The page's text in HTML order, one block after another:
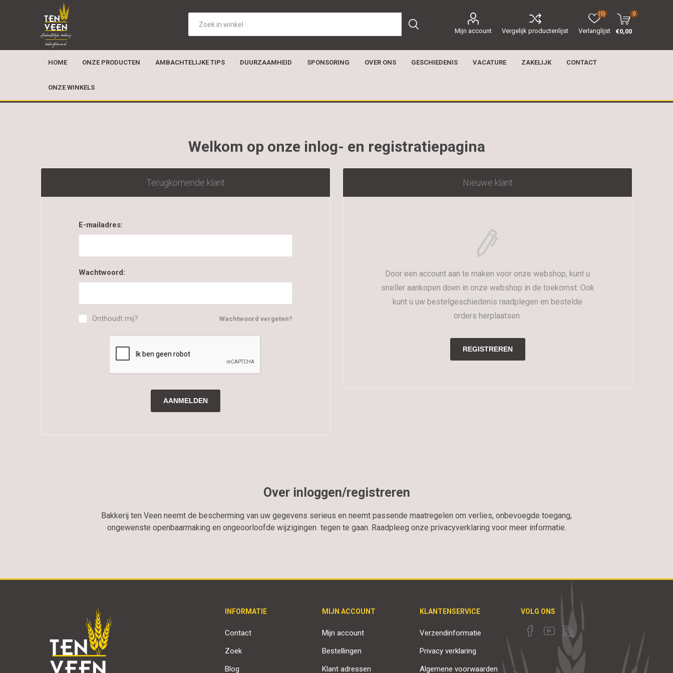
Mijn account Vergelijk productenlijst Verlanglijst
(0) 0
€0,00
HOME ONZE PRODUCTEN AMBACHTELIJKE TIPS DUURZAAMHEID SPONSORING OVER ONS GESCHIEDENIS VACATURE ZAKELIJK CONTACT
ONZE WINKELS
Welkom op onze inlog- en registratiepagina
Nieuwe klant
Door een account aan te maken voor onze webshop, kunt u
sneller aankopen doen in onze webshop in de toekomst. Ook
kunt u uw bestelgeschiedenis raadplegen en bestelde
orders herplaatsen.
Terugkomende klant
E-mailadres:
Wachtwoord:
Wachtwoord vergeten?
Onthoudt mij?
Over inloggen/registreren
Bakkerij ten Veen neemt de bescherming van uw gegevens serieus en neemt passende maatregelen om verlies, onbevoegde toegang,
ongewenste openbaarmaking en ongeoorloofde wijzigingen tegen te gaan. Raadpleeg onze privacyverklaring voor meer informatie.
INFORMATIE
Contact
Zoek
Blog
MIJN ACCOUNT
Mijn account
Bestellingen
Klant adressen
KLANTENSERVICE
Verzendinformatie
Privacy verklaring
Algemene voorwaarden
VOLG ONS